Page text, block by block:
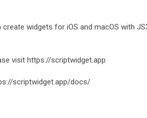
widgets for iOS and macOS with
visit https://scriptwidget.app
scriptwidget.app/docs/